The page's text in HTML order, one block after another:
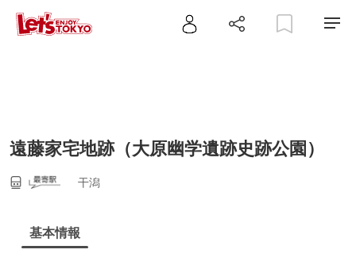
遠藤家宅地跡（大原幽学遺跡史跡公園）
干潟
基本情報